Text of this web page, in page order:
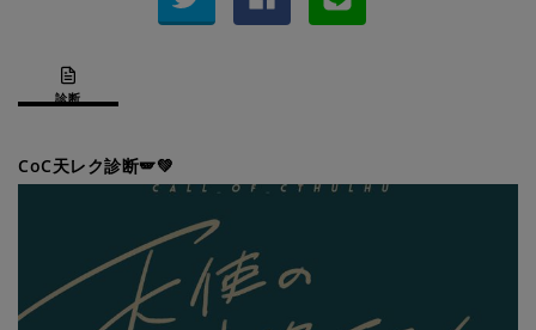
診断
CoC天レク診断🪽💚